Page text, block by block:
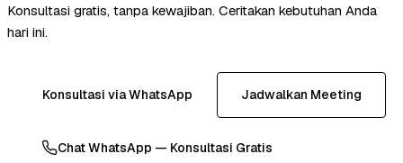
Konsultasi gratis, tanpa kewajiban. Ceritakan kebutuhan Anda
hari ini.
Konsultasi via WhatsApp Jadwalkan Meeting
Chat WhatsApp — Konsultasi Gratis